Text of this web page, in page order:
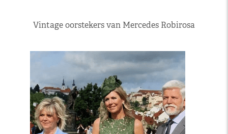
Vintage oorstekers van Mercedes Robirosa